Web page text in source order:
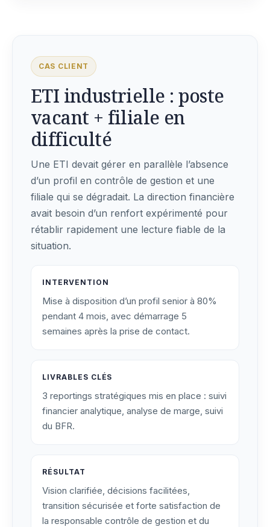
CAS CLIENT
ETI industrielle : poste
vacant + filiale en
difficulté
Une ETI devait gérer en parallèle l’absence
d’un profil en contrôle de gestion et une
filiale qui se dégradait. La direction financière
avait besoin d’un renfort expérimenté pour
rétablir rapidement une lecture fiable de la
situation.
INTERVENTION
Mise à disposition d’un profil senior à 80%
pendant 4 mois, avec démarrage 5
semaines après la prise de contact.
LIVRABLES CLÉS
3 reportings stratégiques mis en place : suivi
financier analytique, analyse de marge, suivi
du BFR.
RÉSULTAT
Vision clarifiée, décisions facilitées,
transition sécurisée et forte satisfaction de
la responsable contrôle de gestion et du